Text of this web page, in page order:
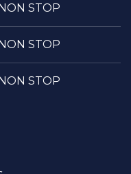
NON STOP
NON STOP
NON STOP